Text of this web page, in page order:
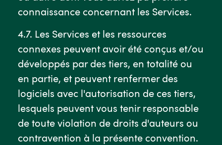
connaissance concernant les Services.
4.7. Les Services et les ressources
connexes peuvent avoir été conçus et/ou
développés par des tiers, en totalité ou
en partie, et peuvent renfermer des
logiciels avec l'autorisation de ces tiers,
lesquels peuvent vous tenir responsable
de toute violation de droits d'auteurs ou
contravention à la présente convention.